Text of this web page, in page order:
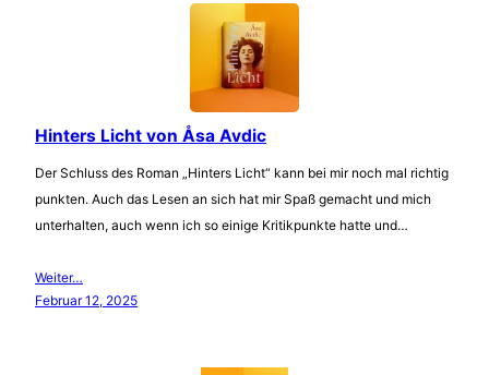
Hinters Licht von Åsa Avdic
Der Schluss des Roman „Hinters Licht“ kann bei mir noch mal richtig
punkten. Auch das Lesen an sich hat mir Spaß gemacht und mich
unterhalten, auch wenn ich so einige Kritikpunkte hatte und…
Weiter…
Februar 12, 2025